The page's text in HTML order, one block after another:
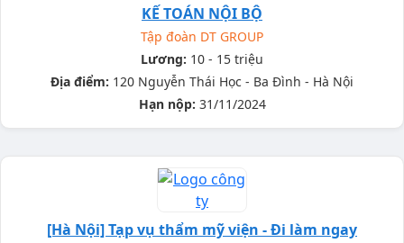
KẾ TOÁN NỘI BỘ
Tập đoàn DT GROUP
Lương: 10 - 15 triệu
Địa điểm: 120 Nguyễn Thái Học - Ba Đình - Hà Nội
Hạn nộp: 31/11/2024
[Hà Nội] Tạp vụ thẩm mỹ viện - Đi làm ngay